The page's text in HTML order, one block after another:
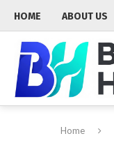
HOME ABOUT US
Home